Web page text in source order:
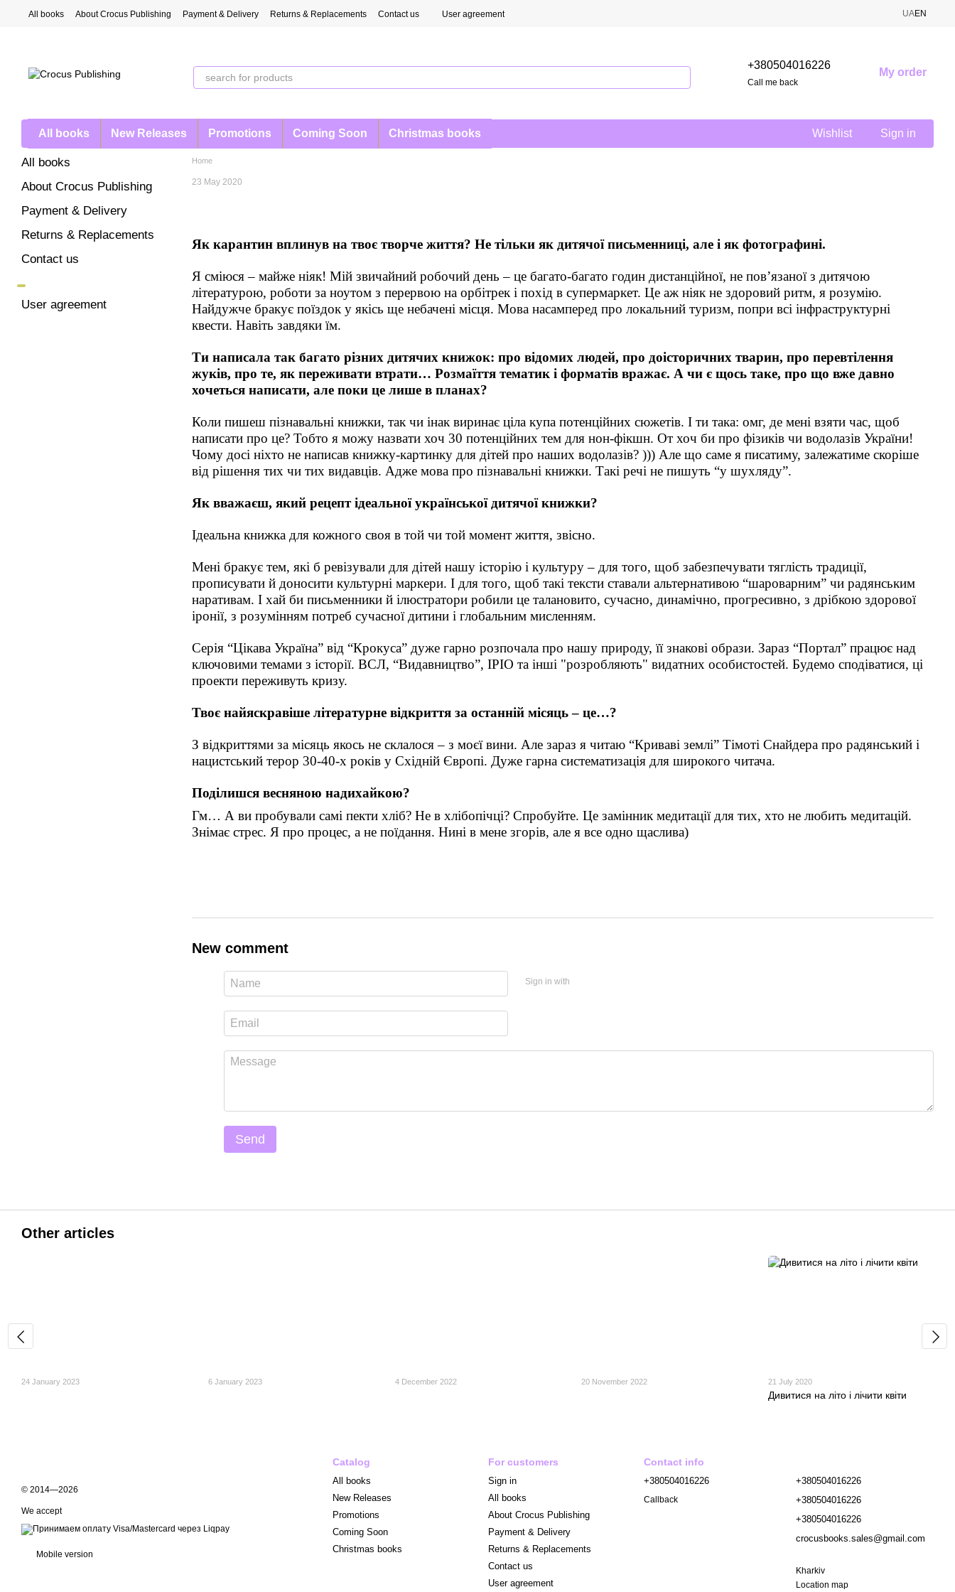
Skip to main content
All books About Crocus Publishing Payment & Delivery Returns & Replacements Contact us User agreement UAEN
+380504016226
Call me back
My order
All books New Releases Promotions Coming Soon Christmas books Wishlist Sign in
Home
23 May 2020
Як карантин вплинув на твоє творче життя? Не тільки як дитячої письменниці, але і як фотографині.
Я сміюся – майже ніяк! Мій звичайний робочий день – це багато-багато годин дистанційної, не пов’язаної з дитячою
літературою, роботи за ноутом з перервою на орбітрек і похід в супермаркет. Це аж ніяк не здоровий ритм, я розумію.
Найдужче бракує поїздок у якісь ще небачені місця. Мова насамперед про локальний туризм, попри всі інфраструктурні
квести. Навіть завдяки їм.
Ти написала так багато різних дитячих книжок: про відомих людей, про доісторичних тварин, про перевтілення
жуків, про те, як переживати втрати… Розмаїття тематик і форматів вражає. А чи є щось таке, про що вже давно
хочеться написати, але поки це лише в планах?
Коли пишеш пізнавальні книжки, так чи інак виринає ціла купа потенційних сюжетів. І ти така: омг, де мені взяти час, щоб
написати про це? Тобто я можу назвати хоч 30 потенційних тем для нон-фікшн. От хоч би про фізиків чи водолазів України!
Чому досі ніхто не написав книжку-картинку для дітей про наших водолазів? ))) Але що саме я писатиму, залежатиме скоріше
від рішення тих чи тих видавців. Адже мова про пізнавальні книжки. Такі речі не пишуть “у шухляду”.
Як вважаєш, який рецепт ідеальної української дитячої книжки?
Ідеальна книжка для кожного своя в той чи той момент життя, звісно.
Мені бракує тем, які б ревізували для дітей нашу історію і культуру – для того, щоб забезпечувати тяглість традиції,
прописувати й доносити культурні маркери. І для того, щоб такі тексти ставали альтернативою “шароварним” чи радянським
наративам. І хай би письменники й ілюстратори робили це талановито, сучасно, динамічно, прогресивно, з дрібкою здорової
іронії, з розумінням потреб сучасної дитини і глобальним мисленням.
Серія “Цікава Україна” від “Крокуса” дуже гарно розпочала про нашу природу, її знакові образи. Зараз “Портал” працює над
ключовими темами з історії. ВСЛ, “Видавництво”, IPIO та інші "розробляють" видатних особистостей. Будемо сподіватися, ці
проекти переживуть кризу.
Твоє найяскравіше літературне відкриття за останній місяць – це…?
З відкриттями за місяць якось не склалося – з моєї вини. Але зараз я читаю “Криваві землі” Тімоті Снайдера про радянський і
нацистський терор 30-40-х років у Східній Європі. Дуже гарна систематизація для широкого читача.
Поділишся весняною надихайкою?
Гм… А ви пробували самі пекти хліб? Не в хлібопічці? Спробуйте. Це замінник медитації для тих, хто не любить медитацій.
Знімає стрес. Я про процес, а не поїдання. Нині в мене згорів, але я все одно щаслива)
New comment
Sign in with
Send
All books
About Crocus Publishing
Payment & Delivery
Returns & Replacements
Contact us
User agreement
Other articles
24 January 2023 6 January 2023 4 December 2022 20 November 2022 21 July 2020
Дивитися на літо і лічити квіти
© 2014—2026
We accept
Mobile version
Catalog
All books
New Releases
Promotions
Coming Soon
Christmas books
For customers
Sign in
All books
About Crocus Publishing
Payment & Delivery
Returns & Replacements
Contact us
User agreement
Contact info
+380504016226
Callback
+380504016226
+380504016226
+380504016226
crocusbooks.sales@gmail.com
Kharkiv
Location map